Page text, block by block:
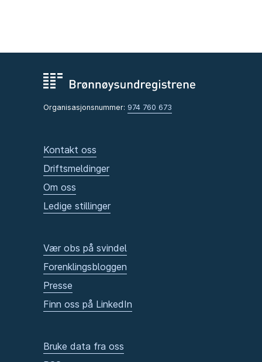
Organisasjonsnummer: 974 760 673
Kontakt oss
Driftsmeldinger
Om oss
Ledige stillinger
Vær obs på svindel
Forenklingsbloggen
Presse
Finn oss på LinkedIn
Bruke data fra oss